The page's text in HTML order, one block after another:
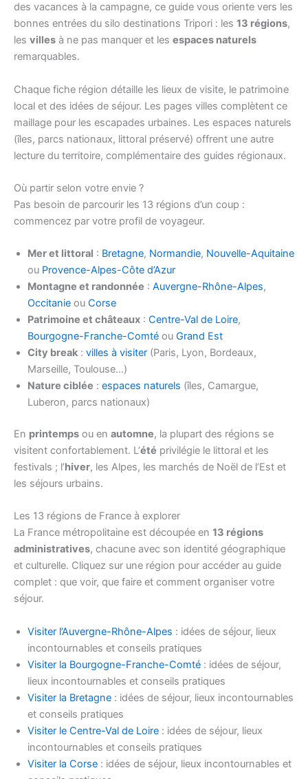
des vacances à la campagne, ce guide vous oriente vers les
bonnes entrées du silo destinations Tripori : les 13 régions,
les villes à ne pas manquer et les espaces naturels
remarquables.
Chaque fiche région détaille les lieux de visite, le patrimoine
local et des idées de séjour. Les pages villes complètent ce
maillage pour les escapades urbaines. Les espaces naturels
(îles, parcs nationaux, littoral préservé) offrent une autre
lecture du territoire, complémentaire des guides régionaux.
Où partir selon votre envie ?
Pas besoin de parcourir les 13 régions d’un coup :
commencez par votre profil de voyageur.
Mer et littoral : Bretagne, Normandie, Nouvelle-Aquitaine
ou Provence-Alpes-Côte d’Azur
Montagne et randonnée : Auvergne-Rhône-Alpes,
Occitanie ou Corse
Patrimoine et châteaux : Centre-Val de Loire,
Bourgogne-Franche-Comté ou Grand Est
City break : villes à visiter (Paris, Lyon, Bordeaux,
Marseille, Toulouse…)
Nature ciblée : espaces naturels (îles, Camargue,
Luberon, parcs nationaux)
En printemps ou en automne, la plupart des régions se
visitent confortablement. L’été privilégie le littoral et les
festivals ; l’hiver, les Alpes, les marchés de Noël de l’Est et
les séjours urbains.
Les 13 régions de France à explorer
La France métropolitaine est découpée en 13 régions
administratives, chacune avec son identité géographique
et culturelle. Cliquez sur une région pour accéder au guide
complet : que voir, que faire et comment organiser votre
séjour.
Visiter l’Auvergne-Rhône-Alpes : idées de séjour, lieux
incontournables et conseils pratiques
Visiter la Bourgogne-Franche-Comté : idées de séjour,
lieux incontournables et conseils pratiques
Visiter la Bretagne : idées de séjour, lieux incontournables
et conseils pratiques
Visiter le Centre-Val de Loire : idées de séjour, lieux
incontournables et conseils pratiques
Visiter la Corse : idées de séjour, lieux incontournables et